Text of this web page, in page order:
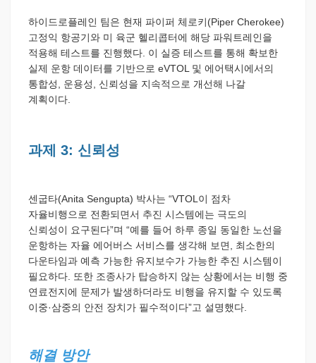
하이드로플레인 팀은 현재 파이퍼 체로키(Piper Cherokee)
고정익 항공기와 미 육군 헬리콥터에 해당 파워트레인을
적용해 테스트를 진행했다. 이 실증 테스트를 통해 확보한
실제 운항 데이터를 기반으로 eVTOL 및 에어택시에서의
통합성, 운용성, 신뢰성을 지속적으로 개선해 나갈
계획이다.
과제 3: 신뢰성
센굽타(Anita Sengupta) 박사는 “VTOL이 점차
자율비행으로 전환되면서 추진 시스템에는 극도의
신뢰성이 요구된다”며 “예를 들어 하루 종일 동일한 노선을
운항하는 자율 에어버스 서비스를 생각해 보면, 최소한의
다운타임과 예측 가능한 유지보수가 가능한 추진 시스템이
필요하다. 또한 조종사가 탑승하지 않는 상황에서는 비행 중
연료전지에 문제가 발생하더라도 비행을 유지할 수 있도록
이중·삼중의 안전 장치가 필수적이다”고 설명했다.
해결 방안